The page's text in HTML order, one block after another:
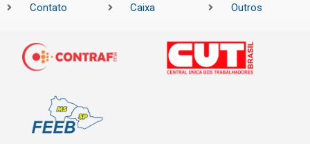
Contato
Caixa
Outros